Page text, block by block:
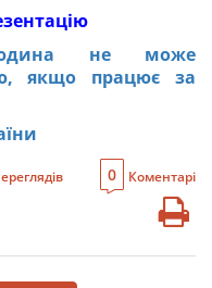
не може
якщо працює за
0 Коментарі